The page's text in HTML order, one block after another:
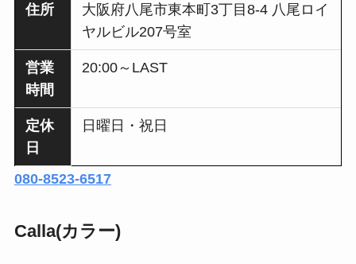
住所
大阪府八尾市東本町3丁目8-4 八尾ロイ
ヤルビル207号室
営業
時間
20:00～LAST
定休
日
日曜日・祝日
080-8523-6517
Calla(カラー)